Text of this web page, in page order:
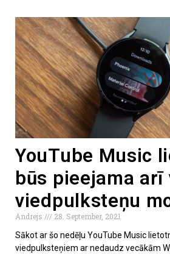
YouTube Music
būs pieejama arī
viedpulksteņu
Andrejs
28. September, 2021
Sākot ar šo nedēļu YouTube Music
viedpulksteņiem ar nedaudz vecākām